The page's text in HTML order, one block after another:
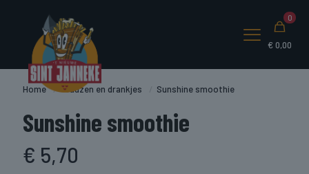
0
€ 0,00
Home / Sauzen en drankjes Sunshine smoothie
Sunshine smoothie
€ 5,70